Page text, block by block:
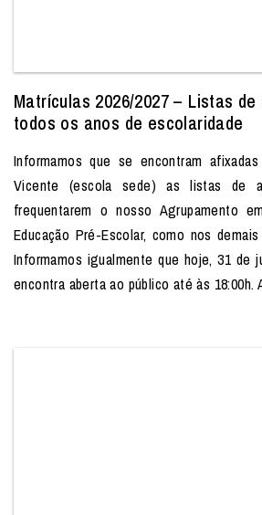
Matrículas 2026/2027 – Listas
todos os anos de escolaridade
Informamos que se encontram
Vicente (escola sede) as listas de
frequentarem o nosso Agrupamento
Educação Pré-Escolar, como nos
Informamos igualmente que hoje, 31 de
encontra aberta ao público até às 18:00h.